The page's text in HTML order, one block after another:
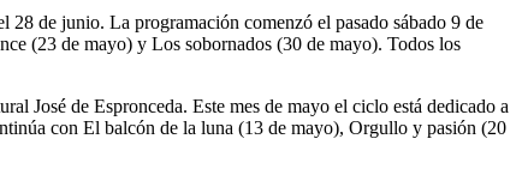
28 de junio. La programación comenzó el pasado sábado 9 de
(23 de mayo) y Los sobornados (30 de mayo). Todos los
José de Espronceda. Este mes de mayo el ciclo está dedicado a
con El balcón de la luna (13 de mayo), Orgullo y pasión (20